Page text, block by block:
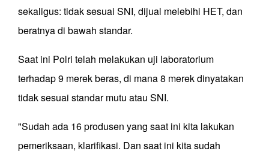
sekaligus: tidak sesuai SNI, dijual melebihi HET, dan
beratnya di bawah standar.
Saat ini Polri telah melakukan uji laboratorium
terhadap 9 merek beras, di mana 8 merek dinyatakan
tidak sesuai standar mutu atau SNI.
"Sudah ada 16 produsen yang saat ini kita lakukan
pemeriksaan, klarifikasi. Dan saat ini kita sudah